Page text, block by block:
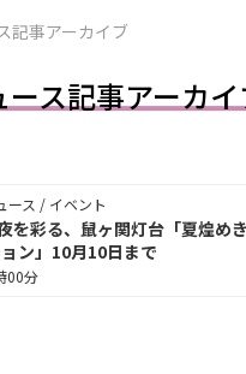
記事アーカイブ
ス記事アーカ
ース / イベント
を彩る、鼠ヶ関灯台「夏煌め
ン」10月10日まで
00分